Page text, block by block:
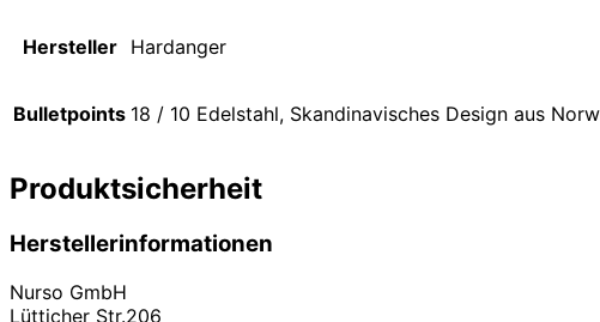
Hersteller Hardanger
Bulletpoints 18 / 10 Edelstahl, Skandinavisches Design aus
Produktsicherheit
Herstellerinformationen
Nurso GmbH
Lütticher Str.206